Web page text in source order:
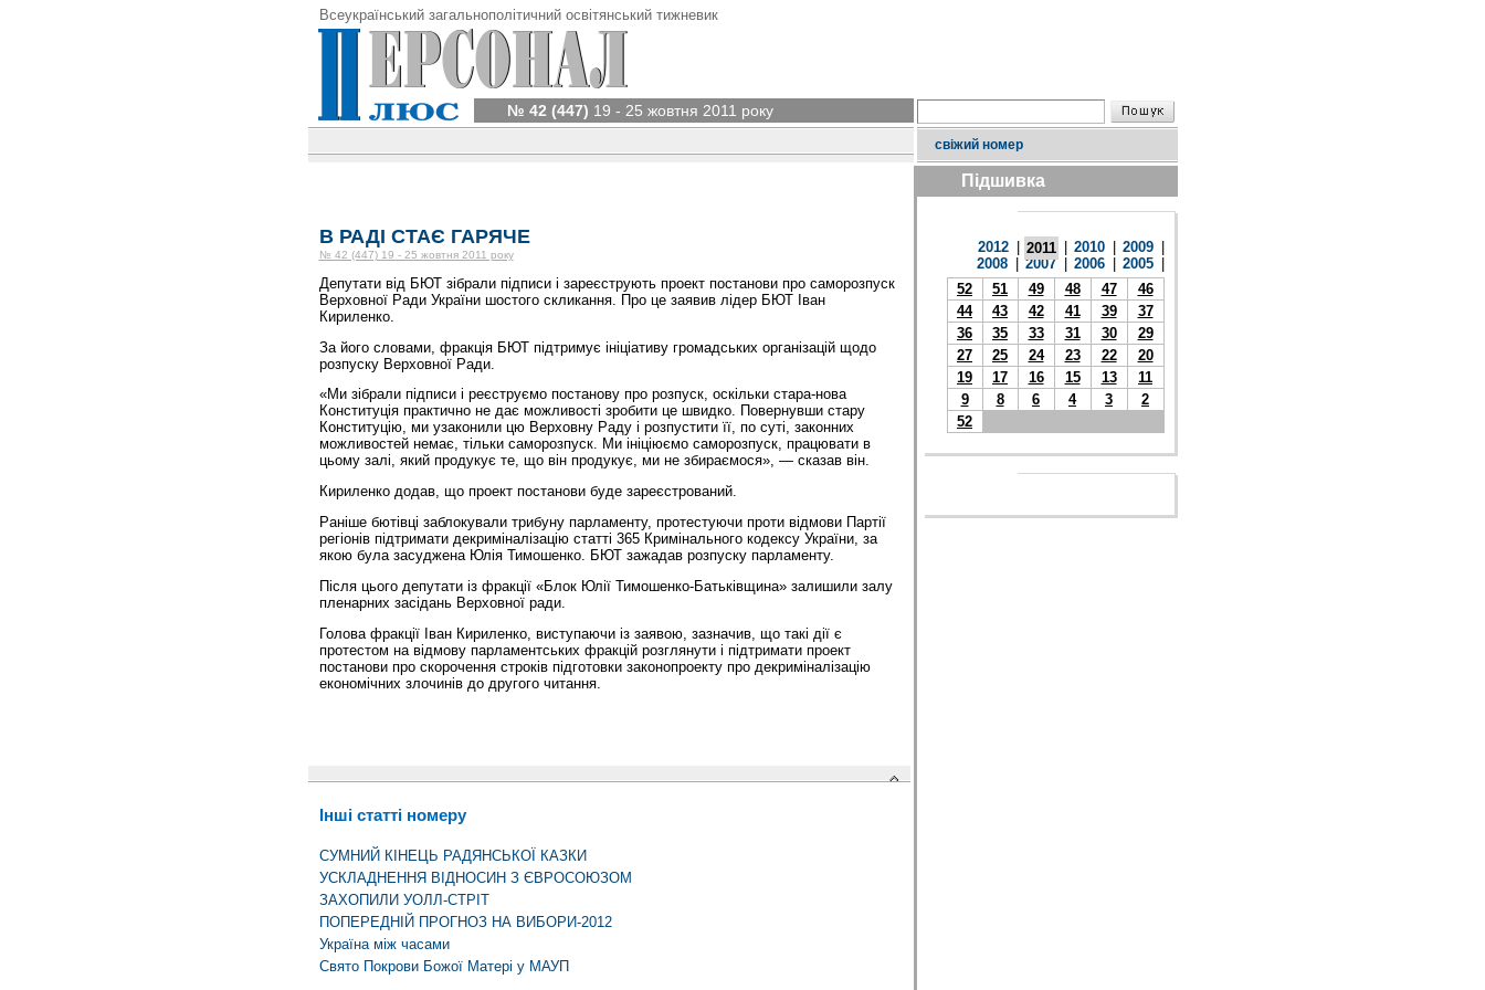
Всеукраїнський загальнополітичний освітянський тижневик
№ 42 (447) 19 - 25 жовтня 2011 року
свіжий номер
В РАДІ СТАЄ ГАРЯЧЕ
№ 42 (447) 19 - 25 жовтня 2011 року
Депутати від БЮТ зібрали підписи і зареєструють проект постанови про саморозпуск
Верховної Ради України шостого скликання. Про це заявив лідер БЮТ Іван
Кириленко.
За його словами, фракція БЮТ підтримує ініціативу громадських організацій щодо
розпуску Верховної Ради.
«Ми зібрали підписи і реєструємо постанову про розпуск, оскільки стара-нова
Конституція практично не дає можливості зробити це швидко. Повернувши стару
Конституцію, ми узаконили цю Верховну Раду і розпустити її, по суті, законних
можливостей немає, тільки саморозпуск. Ми ініціюємо саморозпуск, працювати в
цьому залі, який продукує те, що він продукує, ми не збираємося», — сказав він.
Кириленко додав, що проект постанови буде зареєстрований.
Раніше бютівці заблокували трибуну парламенту, протестуючи проти відмови Партії
регіонів підтримати декриміналізацію статті 365 Кримінального кодексу України, за
якою була засуджена Юлія Тимошенко. БЮТ зажадав розпуску парламенту.
Після цього депутати із фракції «Блок Юлії Тимошенко-Батьківщина» залишили залу
пленарних засідань Верховної ради.
Голова фракції Іван Кириленко, виступаючи із заявою, зазначив, що такі дії є
протестом на відмову парламентських фракцій розглянути і підтримати проект
постанови про скорочення строків підготовки законопроекту про декриміналізацію
економічних злочинів до другого читання.
Інші статті номеру
СУМНИЙ КІНЕЦЬ РАДЯНСЬКОЇ КАЗКИ
УСКЛАДНЕННЯ ВІДНОСИН З ЄВРОСОЮЗОМ
ЗАХОПИЛИ УОЛЛ-СТРІТ
ПОПЕРЕДНІЙ ПРОГНОЗ НА ВИБОРИ-2012
Україна між часами
Свято Покрови Божої Матері у МАУП
Підшивка
2012 2011 2010 2009
2008
2007 2006 2005
52
51 49 48 47
46
44
43 42 41 39
37
36
35 33 31 30
29
27
25 24 23 22
20
19
17 16 15 13
11
9
8 6 4 3
2
52